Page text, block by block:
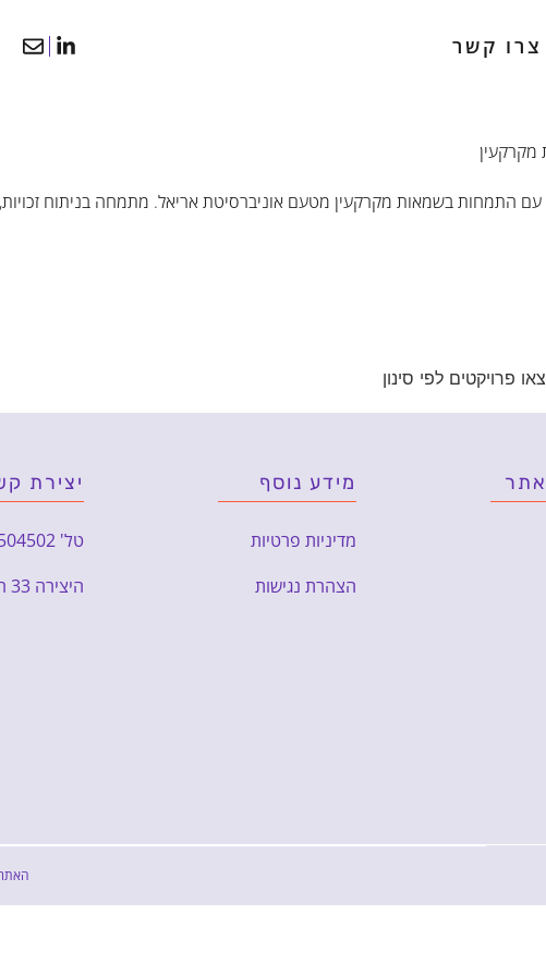
צרו קשר
צרו קשר
התמחות בשמאות מקרקעין מטעם אוניברסיטת אריאל. מתמחה בניתוח זכויות,
פרויקטים לפי סינון
מידע נוסף
מדיניות פרטיות
הצהרת נגישות
יצירת
טל' 077-3504502
היצירה 33 רמת גן (מתחם הבורסה)